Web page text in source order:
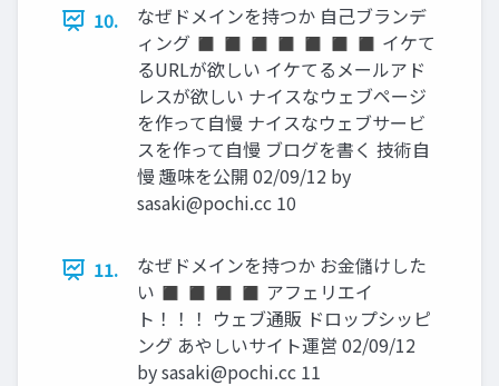
10.
なぜドメインを持つか 自己ブランデ
ィング ◼ ◼ ◼ ◼ ◼ ◼ ◼ イケて
るURLが欲しい イケてるメールアド
レスが欲しい ナイスなウェブページ
を作って自慢 ナイスなウェブサービ
スを作って自慢 ブログを書く 技術自
慢 趣味を公開 02/09/12 by
sasaki@pochi.cc 10
11.
なぜドメインを持つか お金儲けした
い ◼ ◼ ◼ ◼ アフェリエイ
ト！！！ ウェブ通販 ドロップシッピ
ング あやしいサイト運営 02/09/12
bysasaki@pochi.cc 11